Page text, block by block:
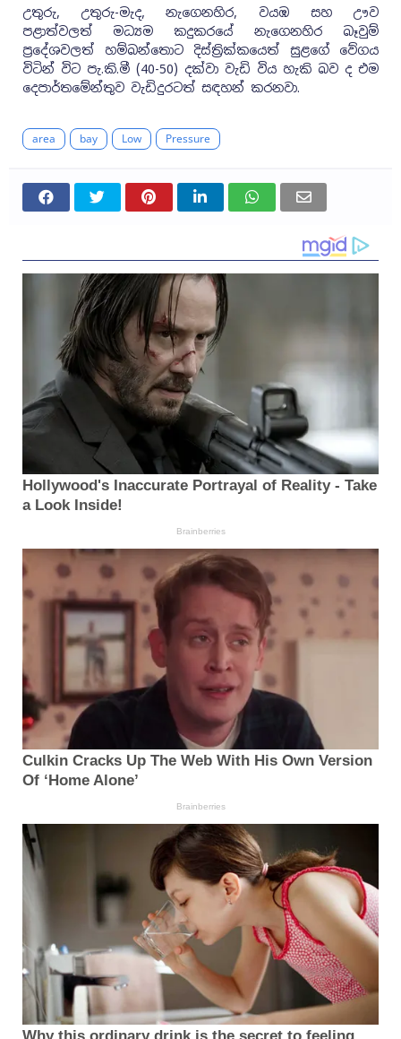
උතුරු, උතුරු-මැද, නැගෙනහිර, වයඹ සහ ඌව
පළාත්වලත් මධ්‍යම කදුකරයේ නැගෙනහිර බෑවුම්
ප්‍රදේශවලත් හම්බන්තොට දිස්ත්‍රික්කයෙත් සුළගේ වේගය
විටින් විට පැ.කි.මී (40-50) දක්වා වැඩි විය හැකි බව ද එම
දෙපාර්තමේන්තුව වැඩිදුරටත් සඳහන් කරනවා.
area bay Low Pressure